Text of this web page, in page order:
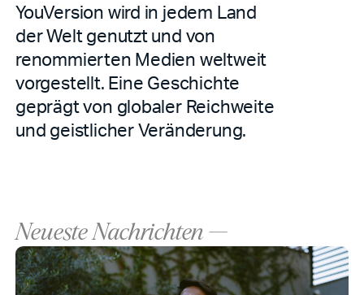
YouVersion wird in jedem Land
der Welt genutzt und von
renommierten Medien weltweit
vorgestellt. Eine Geschichte
geprägt von globaler Reichweite
und geistlicher Veränderung.
Neueste Nachrichten —